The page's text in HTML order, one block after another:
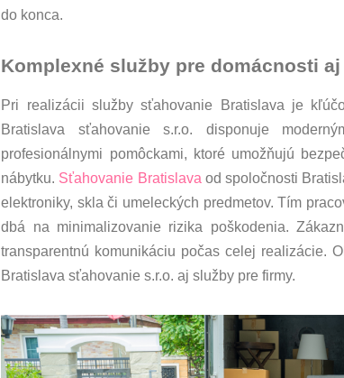
do konca.
Komplexné služby pre domácnosti
Pri realizácii služby sťahovanie Bratislava je
Bratislava sťahovanie s.r.o. disponuje
profesionálnymi pomôckami, ktoré umožňujú
nábytku. Sťahovanie Bratislava od spoločnosti
elektroniky, skla či umeleckých predmetov. Tím
dbá na minimalizovanie rizika poškodenia.
transparentnú komunikáciu počas celej realizácie.
Bratislava sťahovanie s.r.o. aj služby pre firmy.